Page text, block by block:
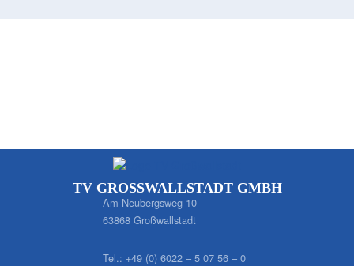
TV GROSSWALLSTADT GMBH
Am Neubergsweg 10
63868 Großwallstadt
Tel.: +49 (0) 6022 – 5 07 56 – 0